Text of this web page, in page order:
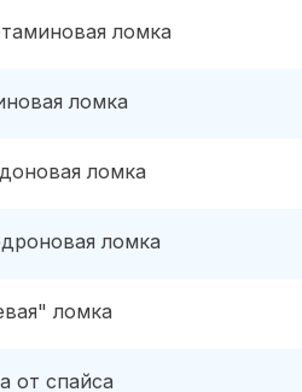
ломка
ломка
ломка
ломка
ломка
от спайса